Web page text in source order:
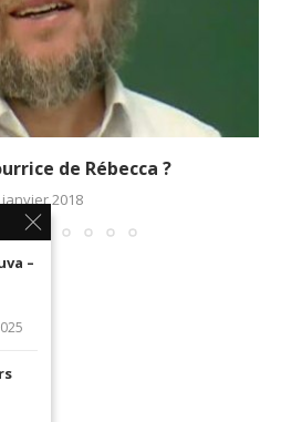
de Rébecca ?
janvier 2018
–